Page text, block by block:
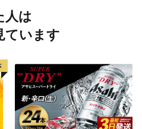
人は
ています